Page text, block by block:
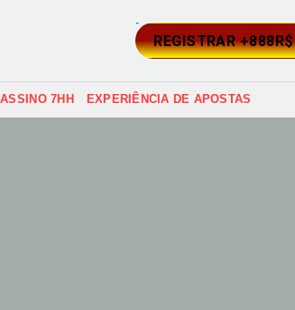
REGISTRAR +888R$
7HH EXPERIÊNCIA DE APOSTAS